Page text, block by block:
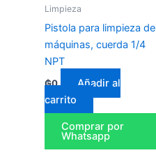
Limpieza
Pistola para limpieza de
máquinas, cuerda 1/4
NPT
₲0
Añadir al
carrito
Comprar por
Whatsapp